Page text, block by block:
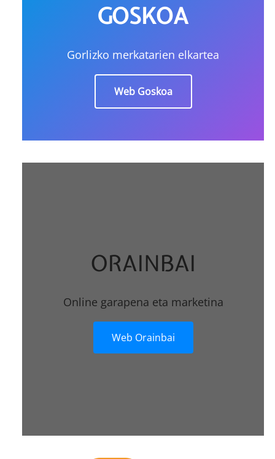
GOSKOA
Gorlizko merkatarien elkartea
Web Goskoa
ORAINBAI
Online garapena eta marketina
Web Orainbai